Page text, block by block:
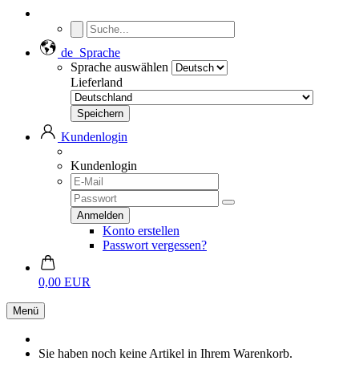
de Sprache
Sprache auswählen
Lieferland
Kundenlogin
Kundenlogin
Konto erstellen
Passwort vergessen?
0,00 EUR
Menü
Sie haben noch keine Artikel in Ihrem Warenkorb.